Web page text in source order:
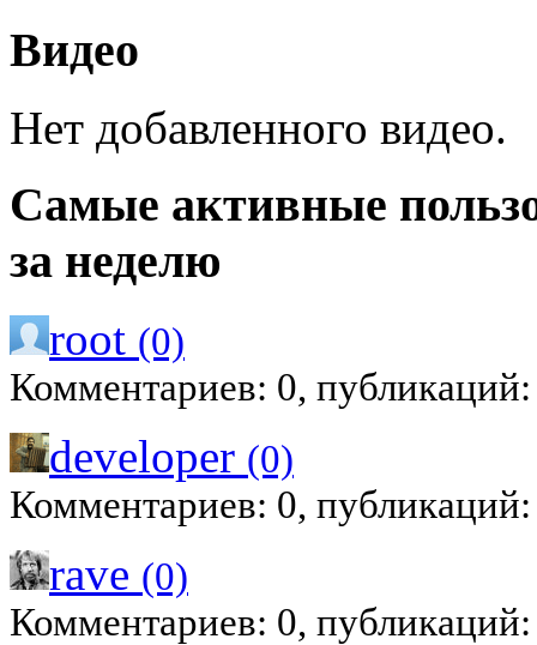
Видео
Нет добавленного видео.
Самые активные
за неделю
root (0)
Комментариев: 0,
developer (0)
Комментариев: 0,
rave (0)
Комментариев: 0,